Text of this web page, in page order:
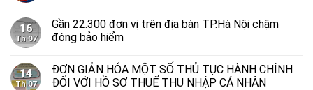
16
Th 07
Gần 22.300 đơn vị trên địa bàn TP.Hà Nội chậm
đóng bảo hiểm
14
Th 07
ĐƠN GIẢN HÓA MỘT SỐ THỦ TỤC HÀNH CHÍNH
ĐỐI VỚI HỒ SƠ THUẾ THU NHẬP CÁ NHÂN